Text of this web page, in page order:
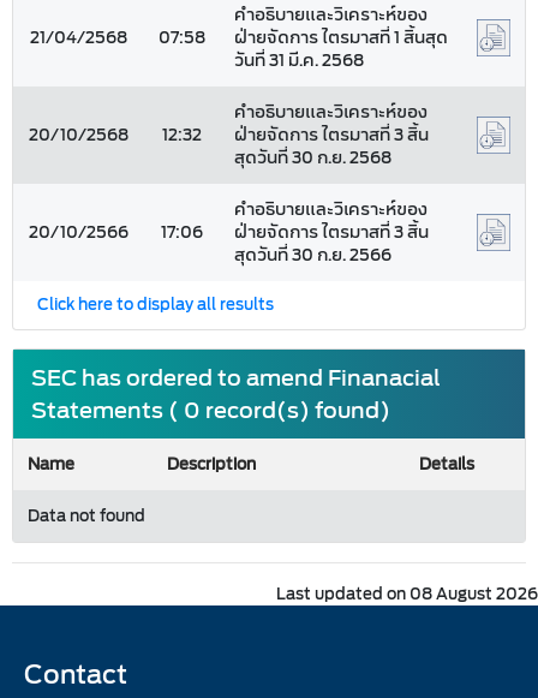
21/04/2568 07:58
คำอธิบายและวิเคราะห์ของ
ฝ่ายจัดการ ไตรมาสที่ 1 สิ้นสุด
วันที่ 31 มี.ค. 2568
20/10/2568 12:32
คำอธิบายและวิเคราะห์ของ
ฝ่ายจัดการ ไตรมาสที่ 3 สิ้น
สุดวันที่ 30 ก.ย. 2568
20/10/2566 17:06
คำอธิบายและวิเคราะห์ของ
ฝ่ายจัดการ ไตรมาสที่ 3 สิ้น
สุดวันที่ 30 ก.ย. 2566
Click here to display all results
SEC has ordered to amend Finanacial
Statements ( 0 record(s) found)
Name Description
Details
Data not found
Last updated on 08 August 2026
Contact